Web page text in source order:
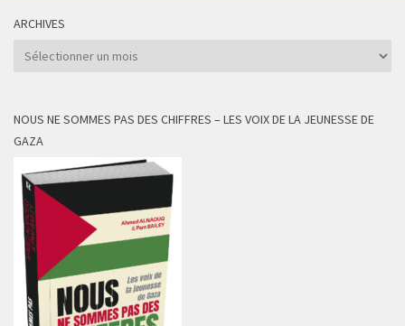
ARCHIVES
Archives
NOUS NE SOMMES PAS DES CHIFFRES – LES VOIX DE LA JEUNESSE DE
GAZA